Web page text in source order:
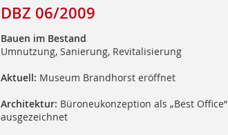
DBZ 06/2009
Bauen im Bestand
Umnutzung, Sanierung, Revitalisierung
Aktuell: Museum Brandhorst eröffnet
Architektur: Büroneukonzeption als „Best Office“
ausgezeichnet